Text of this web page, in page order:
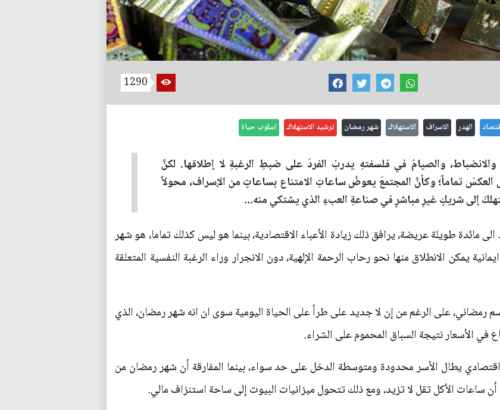
1290
الهدر الاسراف الاستهلاك شهر رمضان ترشيد الاستهلاك اسلوب حياة
والصيامُ في فلسفتهِ يدربُ الفردَ على ضبطِ الرغبةِ لا إطلاقها. لكنَّ
العكسَ تماماً؛ وكأنَّ المجتمعَ يعوضُ ساعاتِ الامتناع بساعاتٍ من الإسراف، محولاً
إلى شريكٍ غيرِ مباشرٍ في صناعةِ العبءِ الذي يشتكي منه...
مائدة طويلة عريضة، يرافق ذلك زيادة الأعباء الاقتصادية، بينما هو ليس كذلك تماما، هو شهر
يمكن الانطلاق منها نحو رحاب الرحمة الإلهية، دون الانجرار وراء الرغبة النفسية المتعلقة
رمضاني، على الرغم من إن لا جديد على طرأ على الحياة اليومية سوى ان انه شهر رمضان، الذي
في الأسعار نتيجة السباق المحموم على الشراء.
يطال الأسر محدودة ومتوسطة الدخل على حد سواء، بينما المفارقة أن شهر رمضان من
ساعات الأكل تقل لا تزيد، ومع ذلك تتحول ميزانيات البيوت إلى ساحة استنزاف مالي.